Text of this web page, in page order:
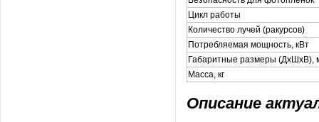
Цикл работы
Количество лучей (ракурсов)
Потребляемая мощность, кВт
Габаритные размеры (ДхШхВ),
Масса, кг
Описание